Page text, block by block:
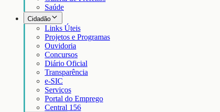
Saúde
Cidadão
Links Úteis
Projetos e Programas
Ouvidoria
Concursos
Diário Oficial
Transparência
e-SIC
Serviços
Portal do Emprego
Central 156